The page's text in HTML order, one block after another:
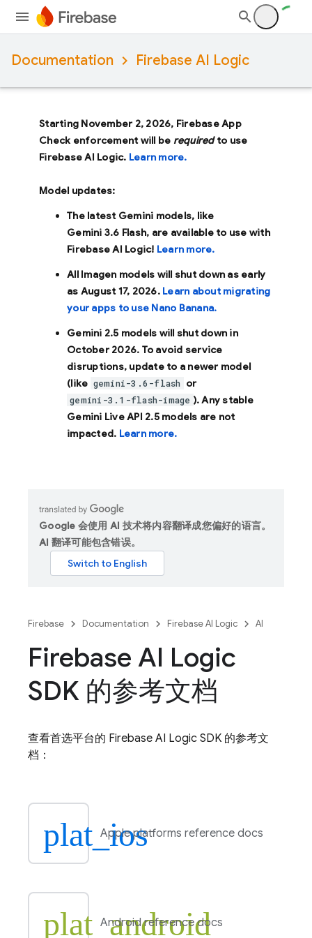
Documentation Firebase AI Logic
Starting November 2, 2026, Firebase App
Check enforcement will be requiredto use
Firebase AI Logic. Learn more.
Model updates:
The latest Gemini models, like
Gemini 3.6 Flash, are available to use with
Firebase AI Logic! Learn more.
All Imagen models will shut down as early
as August 17, 2026. Learn about migrating
your apps to use Nano Banana.
Gemini 2.5 models will shut down in
October 2026. To avoid service
disruptions, update to a newer model
(like gemini-3.6-flash or
gemini-3.1-flash-image ). Any stable
Gemini Live API 2.5 models are not
impacted. Learn more.
Google 会使用 AI 技术将内容翻译成您偏好的语言。
AI 翻译可能包含错误。
Firebase Documentation Firebase AI Logic AI
Firebase AI Logic
SDK 的参考文档
查看首选平台的 Firebase AI Logic SDK 的参考文
档：
plat_iosApple platforms reference docs
plat_android
Android reference docs